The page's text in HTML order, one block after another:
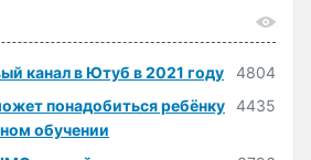
канал в Ютуб в 2021 году
4804
понадобиться ребёнку
обучении
4435